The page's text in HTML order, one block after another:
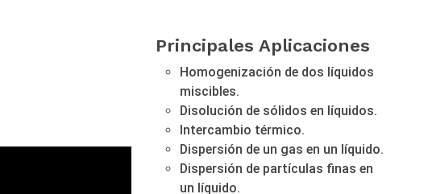
Principales Aplicaciones
Homogenización de dos líquidos
miscibles.
Disolución de sólidos en líquidos.
Intercambio térmico.
Dispersión de un gas en un líquido.
Dispersión de partículas finas en
un líquido.